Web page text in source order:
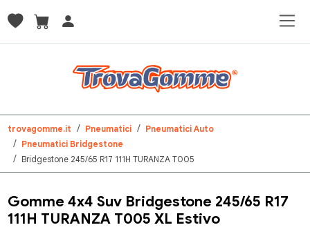
trovagomme.it Pneumatici
Pneumatici Auto
Pneumatici Bridgestone
Bridgestone 245/65 R17 111H TURANZA T005
Gomme 4x4 Suv Bridgestone 245/65 R17
111H TURANZA T005 XL Estivo